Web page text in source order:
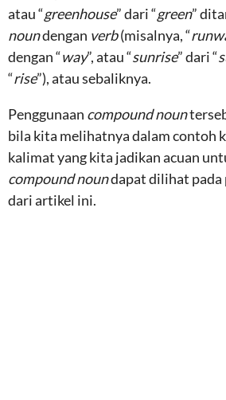
atau “greenhouse” dari “green”
noundengan verb(misalnya, “
dengan “way”, atau “sunrise” dari “
“rise”), atau sebaliknya.
Penggunaan compound noun
bila kita melihatnya dalam contoh
kalimat yang kita jadikan acuan
compound noundapat dilihat
dari artikel ini.